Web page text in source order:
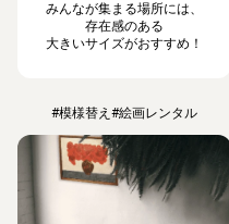
みんなが集まる場所には、
存在感のある
大きいサイズがおすすめ！
#模様替え #絵画レンタル